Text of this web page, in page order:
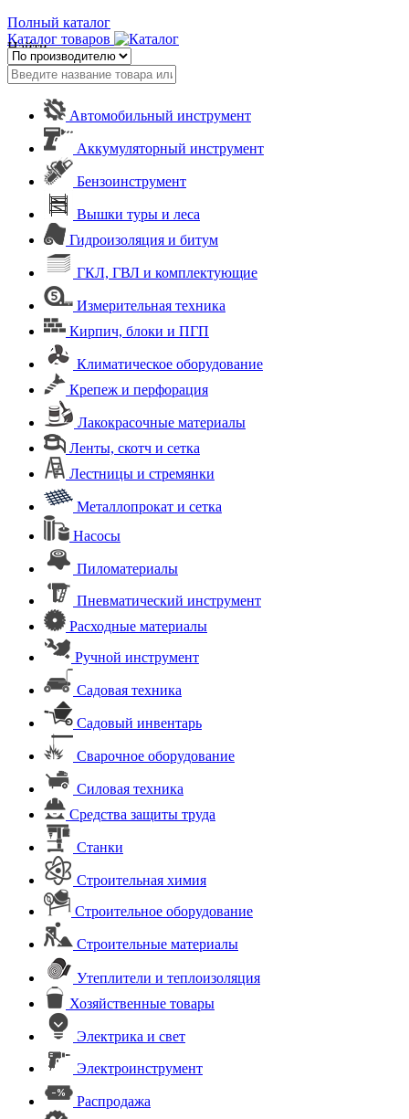
Полный каталог
Каталог товаров
Найти
Автомобильный инструмент
Аккумуляторный инструмент
Бензоинструмент
Вышки туры и леса
Гидроизоляция и битум
ГКЛ, ГВЛ и комплектующие
Измерительная техника
Кирпич, блоки и ПГП
Климатическое оборудование
Крепеж и перфорация
Лакокрасочные материалы
Ленты, скотч и сетка
Лестницы и стремянки
Металлопрокат и сетка
Насосы
Пиломатериалы
Пневматический инструмент
Расходные материалы
Ручной инструмент
Садовая техника
Садовый инвентарь
Сварочное оборудование
Силовая техника
Средства защиты труда
Станки
Строительная химия
Строительное оборудование
Строительные материалы
Утеплители и теплоизоляция
Хозяйственные товары
Электрика и свет
Электроинструмент
Распродажа